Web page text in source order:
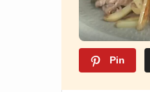
Pin